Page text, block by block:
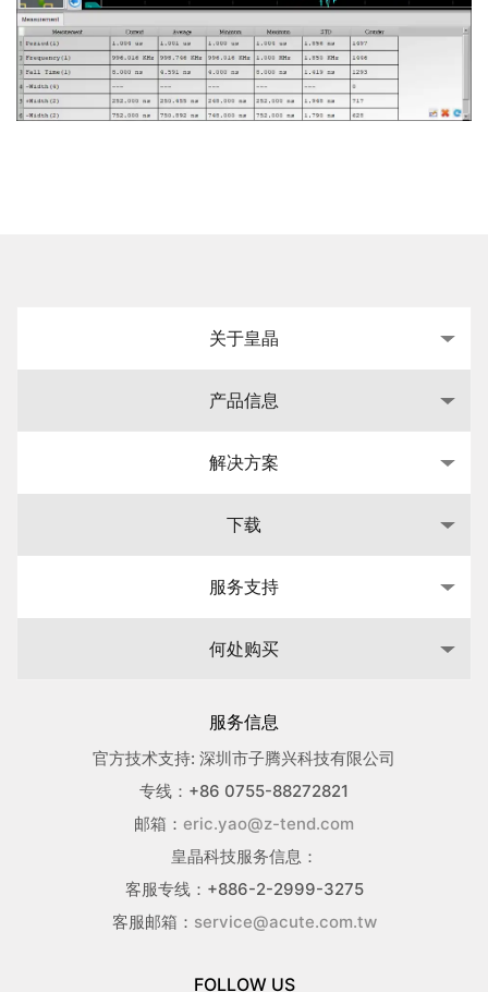
关于皇晶
产品信息
解决方案
下载
服务支持
何处购买
服务信息
官方技术支持: 深圳市子腾兴科技有限公司
专线：+86 0755-88272821
邮箱： eric.yao@z-tend.com
皇晶科技服务信息：
客服专线：+886-2-2999-3275
客服邮箱： service@acute.com.tw
FOLLOW US